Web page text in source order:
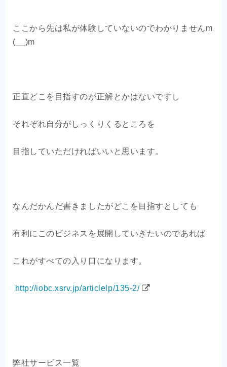
ここから先は私が体験していないのでわかりませんm
(__)m
正直どこを目指すのが正解とかはないですし
それぞれ自分がしっくりくるところを
目指していただければいいと思います。
なんだかんだ書きましたがどこを目指すとしても
有利にこのビジネスを展開していきたいのであれば
これがすべての入り口になります。
http://iobc.xsrv.jp/articlelp/135-2/
弊社サービス一覧